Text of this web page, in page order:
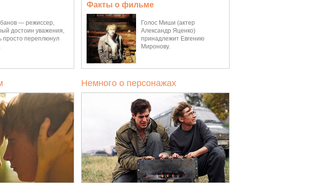
— режиссер,
достоин уважения,
просто переплюнул
Факты о фильме
Голос Миши (актер
Александр Яценко)
принадлежит Евгению
Миронову.
Немного о персонажах